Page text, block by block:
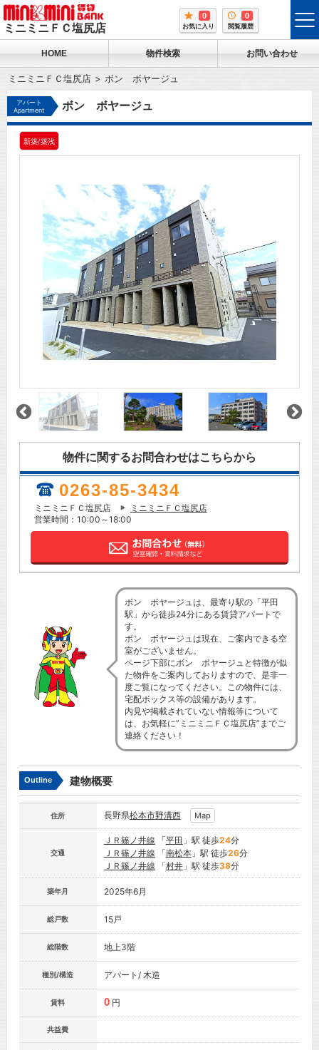
ミニミニＦＣ塩尻店
0
お気に入り
0
閲覧履歴
HOME 物件検索 お問い合わせ
ミニミニＦＣ塩尻店 ボン ボヤージュ
アパート
Apartment
ボン ボヤージュ
新築/築浅
物件に関するお問合わせはこちらから
0263-85-3434
ミニミニＦＣ塩尻店
ミニミニＦＣ塩尻店
営業時間：10:00～18:00
ボン ボヤージュは、最寄り駅の「平田
駅」から徒歩24分にある賃貸アパートで
す。
ボン ボヤージュは現在、ご案内できる空
室がございません。
ページ下部にボン ボヤージュと特徴が似
た物件をご案内しておりますので、是非一
度ご覧になってください。この物件には、
宅配ボックス等の設備があります。
内見や掲載されていない情報等について
は、お気軽に”ミニミニＦＣ塩尻店”までご
連絡ください！
Outline 建物概要
住所 長野県松本市野溝西 Map
交通
ＪＲ篠ノ井線 「平田 」駅 徒歩24分
ＪＲ篠ノ井線 「南松本」駅 徒歩26分
ＪＲ篠ノ井線 「村井」駅 徒歩38分
築年月 2025年6月
総戸数 15戸
総階数 地上3階
種別/構造 アパート/ 木造
賃料 0 円
共益費